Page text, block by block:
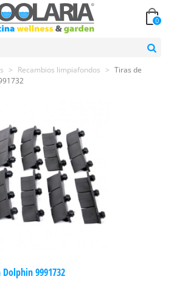
0
> Recambios limpiafondos > Tiras de
9991732